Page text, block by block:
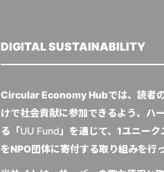
DIGITAL SUSTAINABILITY
Circular Economy Hubでは、読者
けで社会貢献に参加できるよう、ハ
る「UU Fund」を通じて、1ユニー
をNPO団体に寄付する取り組みを行